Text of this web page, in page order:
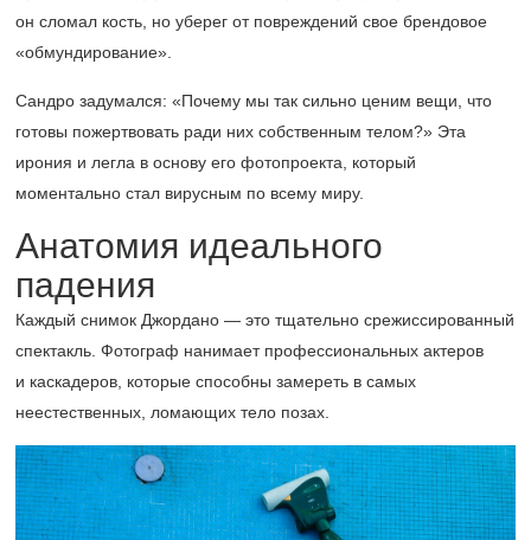
он сломал кость, но уберег от повреждений свое брендовое
«обмундирование».
Сандро задумался: «Почему мы так сильно ценим вещи, что
готовы пожертвовать ради них собственным телом?» Эта
ирония и легла в основу его фотопроекта, который
моментально стал вирусным по всему миру.
Анатомия идеального
падения
Каждый снимок Джордано — это тщательно срежиссированный
спектакль. Фотограф нанимает профессиональных актеров
и каскадеров, которые способны замереть в самых
неестественных, ломающих тело позах.